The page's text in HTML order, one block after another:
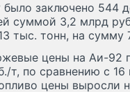
заключено 544
суммой 3,2 млрд
тыс. тонн, на сумму
цены на Аи-92
т, по сравнению с
цены выросли